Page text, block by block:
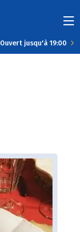
Ouvert jusqu'à 19:00